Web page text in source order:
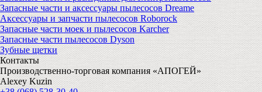
Запасные части и аксессуары пылесосов Dreame
Аксессуары и запчасти пылесосов Roborock
Запасные части моек и пылесосов Karcher
Запасные части пылесосов Dyson
Зубные щетки
Контакты
Производственно-торговая компания «АПОГЕЙ»
Alexey Kuzin